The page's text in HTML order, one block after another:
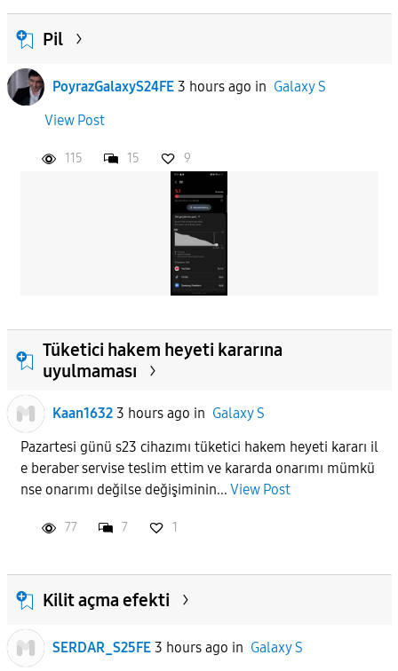
Pil
PoyrazGalaxyS24FE 3 hours ago in Galaxy S
View Post
115 15 9
Tüketici hakem heyeti kararına
uyulmaması
Kaan1632 3 hours ago in Galaxy S
Pazartesi günü s23 cihazımı tüketici hakem heyeti kararı il
e beraber servise teslim ettim ve kararda onarımı mümkü
nse onarımı değilse değişiminin... View Post
77 7 1
Kilit açma efekti
SERDAR_S25FE 3 hours ago in Galaxy S